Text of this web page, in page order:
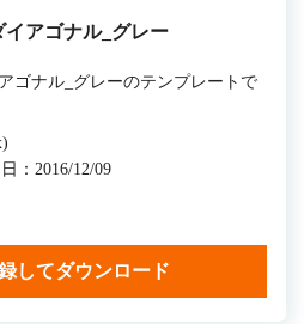
アゴナル_グレー
ゴナル_グレーのテンプレートで
：2016/12/09
してダウンロード